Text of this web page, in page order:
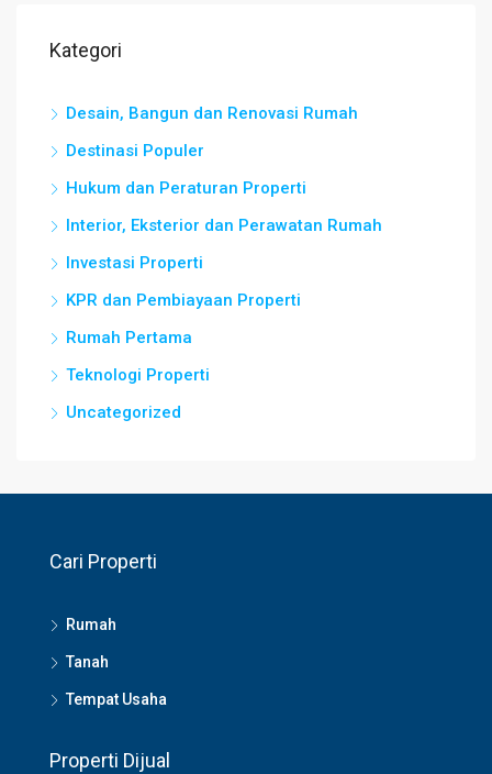
Kategori
Desain, Bangun dan Renovasi Rumah
Destinasi Populer
Hukum dan Peraturan Properti
Interior, Eksterior dan Perawatan Rumah
Investasi Properti
KPR dan Pembiayaan Properti
Rumah Pertama
Teknologi Properti
Uncategorized
Cari Properti
Rumah
Tanah
Tempat Usaha
Properti Dijual